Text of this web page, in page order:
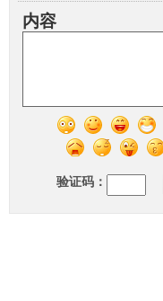
内容
验证码：